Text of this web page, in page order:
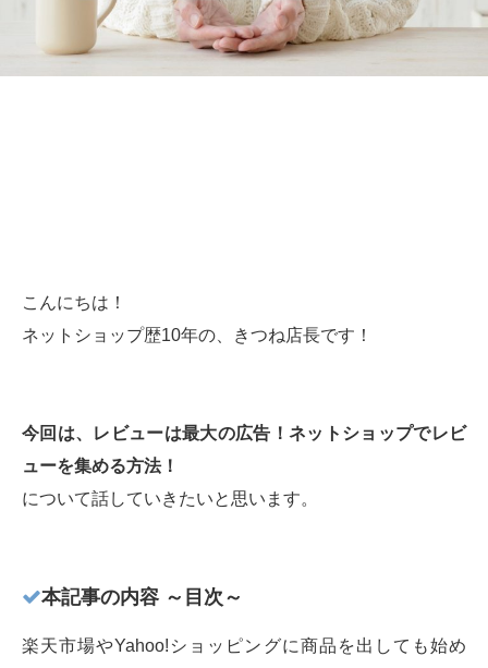
こんにちは！
ネットショップ歴10年の、きつね店長です！
今回は、レビューは最大の広告！ネットショップでレビ
ューを集める方法！
について話していきたいと思います。
本記事の内容 ～目次～
楽天市場やYahoo!ショッピングに商品を出しても始め